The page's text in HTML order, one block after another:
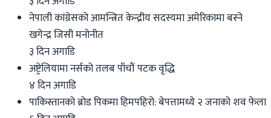
नेपाली कांग्रेसको आमन्त्रित केन्द्रीय सदस्यमा अमेरिकामा बस्ने
खगेन्द्र जिसी मनोनीत
३ दिन अगाडि
अष्ट्रेलियामा नर्सको तलब पाँचौं पटक वृद्धि
४ दिन अगाडि
पाकिस्तानको ब्रोड पिकमा हिमपहिरो: बेपत्तामध्ये २ जनाको शव फेला